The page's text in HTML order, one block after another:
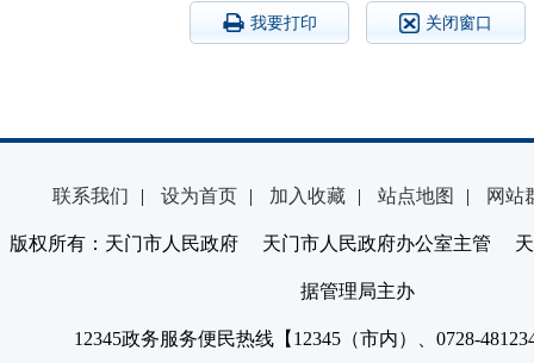
我要打印 关闭窗口
联系我们 | 设为首页 | 加入收藏 | 站点地图 | 网站
版权所有：天门市人民政府 天门市人民政府办公室主管 天
据管理局主办
12345政务服务便民热线【12345（市内）、0728-